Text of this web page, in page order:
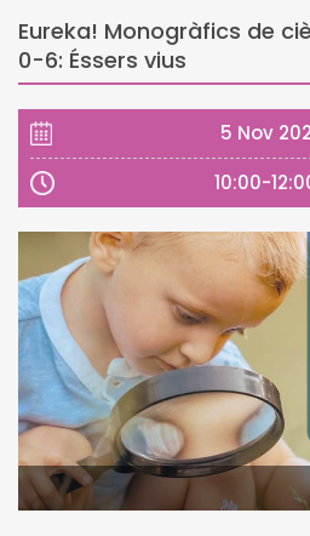
Eureka! Monogràfics de
0-6: Éssers vius
5 Nov
10:00-